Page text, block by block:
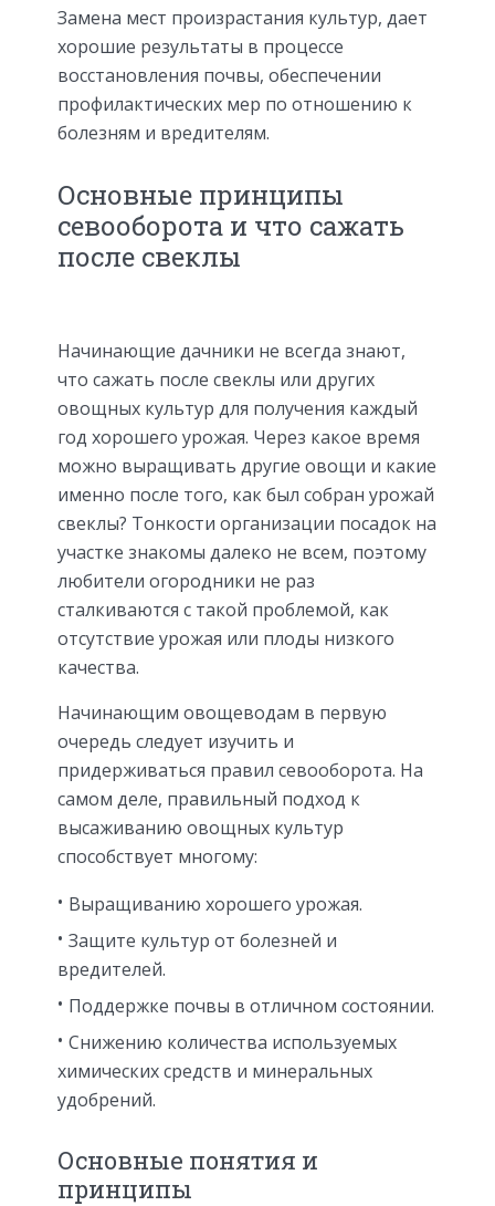
Замена мест произрастания культур, дает
хорошие результаты в процессе
восстановления почвы, обеспечении
профилактических мер по отношению к
болезням и вредителям.
Основные принципы
севооборота и что сажать
после свеклы
Начинающие дачники не всегда знают,
что сажать после свеклы или других
овощных культур для получения каждый
год хорошего урожая. Через какое время
можно выращивать другие овощи и какие
именно после того, как был собран урожай
свеклы? Тонкости организации посадок на
участке знакомы далеко не всем, поэтому
любители огородники не раз
сталкиваются с такой проблемой, как
отсутствие урожая или плоды низкого
качества.
Начинающим овощеводам в первую
очередь следует изучить и
придерживаться правил севооборота. На
самом деле, правильный подход к
высаживанию овощных культур
способствует многому:
Выращиванию хорошего урожая.
Защите культур от болезней и
вредителей.
Поддержке почвы в отличном состоянии.
Снижению количества используемых
химических средств и минеральных
удобрений.
Основные понятия и
принципы